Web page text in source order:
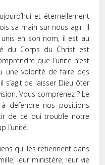
et éternellement
sa main sur nous agir. Il
en son nom, il est au
du Corps du Christ est
que l’unité n’est
une volonté de faire des
s’agit de laisser Dieu ôter
Vous comprenez ? Le
défendre nos positions
de ce qui trouble notre
l’unité.
qui les retiennent dans
leur ministère, leur vie